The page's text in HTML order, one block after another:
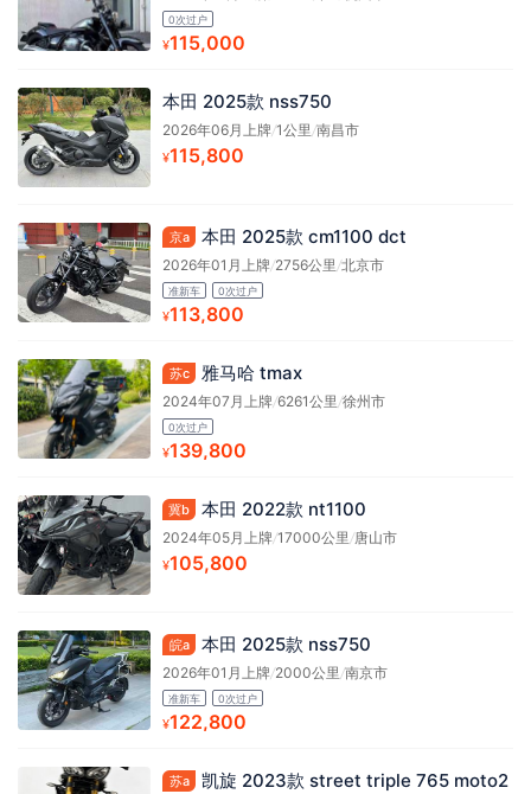
0次过户
¥115,000
本田 2025款 nss750
2026年06月上牌/1公里/南昌市
¥115,800
京a 本田 2025款 cm1100 dct
2026年01月上牌/2756公里/北京市
准新车 0次过户
¥113,800
苏c 雅马哈 tmax
2024年07月上牌/6261公里/徐州市
0次过户
¥139,800
冀b 本田 2022款 nt1100
2024年05月上牌/17000公里/唐山市
¥105,800
皖a 本田 2025款 nss750
2026年01月上牌/2000公里/南京市
准新车 0次过户
¥122,800
苏a
凯旋 2023款 street triple 765 moto2